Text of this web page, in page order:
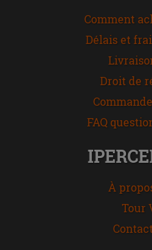
Comment
Délais et
Droit de
FAQ
À
Tour